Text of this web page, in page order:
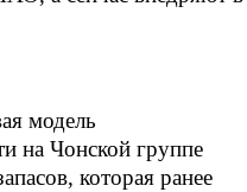
модель
на Чонской группе
которая ранее